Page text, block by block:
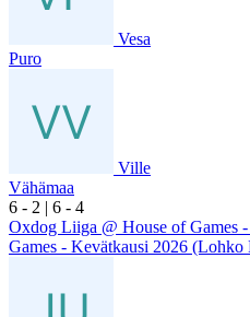
Vesa
Puro
Ville
Vähämaa
6 - 2 | 6 - 4
Oxdog Liiga @ House of Games
Games - Kevätkausi 2026